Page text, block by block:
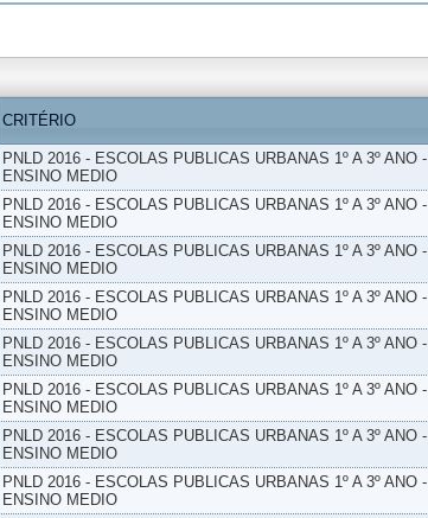
CRITÉRIO
PNLD 2016 - ESCOLAS PUBLICAS URBANAS 1º A 3º ANO -
ENSINO MEDIO
PNLD 2016 - ESCOLAS PUBLICAS URBANAS 1º A 3º ANO -
ENSINO MEDIO
PNLD 2016 - ESCOLAS PUBLICAS URBANAS 1º A 3º ANO -
ENSINO MEDIO
PNLD 2016 - ESCOLAS PUBLICAS URBANAS 1º A 3º ANO -
ENSINO MEDIO
PNLD 2016 - ESCOLAS PUBLICAS URBANAS 1º A 3º ANO -
ENSINO MEDIO
PNLD 2016 - ESCOLAS PUBLICAS URBANAS 1º A 3º ANO -
ENSINO MEDIO
PNLD 2016 - ESCOLAS PUBLICAS URBANAS 1º A 3º ANO -
ENSINO MEDIO
PNLD 2016 - ESCOLAS PUBLICAS URBANAS 1º A 3º ANO -
ENSINO MEDIO